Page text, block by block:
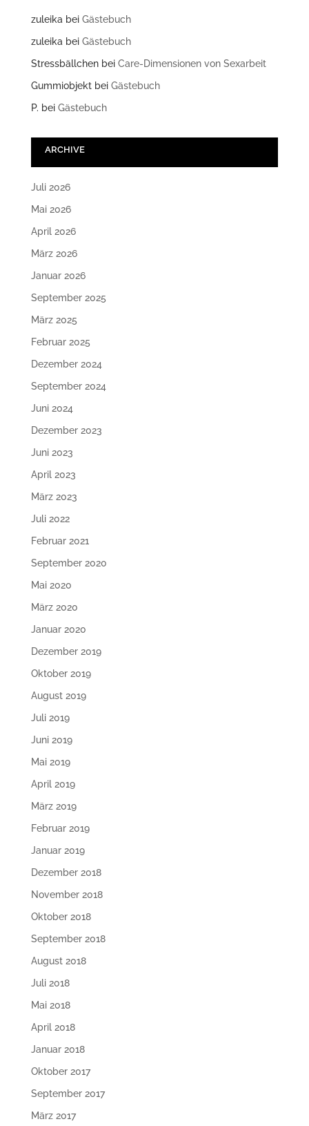
zuleikabei Gästebuch
zuleikabei Gästebuch
Stressbällchenbei Care-Dimensionen von Sexarbeit
Gummiobjektbei Gästebuch
P. bei Gästebuch
ARCHIVE
Juli 2026
Mai 2026
April 2026
März 2026
Januar 2026
September 2025
März 2025
Februar 2025
Dezember 2024
September 2024
Juni 2024
Dezember 2023
Juni 2023
April 2023
März 2023
Juli 2022
Februar 2021
September 2020
Mai 2020
März 2020
Januar 2020
Dezember 2019
Oktober 2019
August 2019
Juli 2019
Juni 2019
Mai 2019
April 2019
März 2019
Februar 2019
Januar 2019
Dezember 2018
November 2018
Oktober 2018
September 2018
August 2018
Juli 2018
Mai 2018
April 2018
Januar 2018
Oktober 2017
September 2017
März 2017